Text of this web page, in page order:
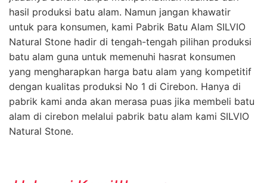
hasil produksi batu alam. Namun jangan khawatir
untuk para konsumen, kami Pabrik Batu Alam SILVIO
Natural Stone hadir di tengah-tengah pilihan produksi
batu alam guna untuk memenuhi hasrat konsumen
yang mengharapkan harga batu alam yang kompetitif
dengan kualitas produksi No 1 di Cirebon. Hanya di
pabrik kami anda akan merasa puas jika membeli batu
alam di cirebon melalui pabrik batu alam kami SILVIO
Natural Stone.